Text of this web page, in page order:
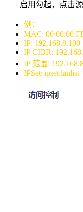
启用勾起，点击
例：
MAC:
IP: 192.168.8.100
IP CIDR:
IP 范围:
IPSet: ipset:lanlist